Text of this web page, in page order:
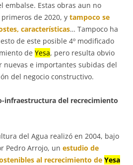
embalse. Estas obras aun no
de 2020, y tampoco se
características… Tampoco ha
de este posible 4º modificado
de Yesa, pero resulta obvio
e importantes subidas del
del negocio constructivo.
infraestructura del recrecimiento
del Agua realizó en 2004, bajo
Pedro Arrojo, un estudio de
al recrecimiento de Yesa